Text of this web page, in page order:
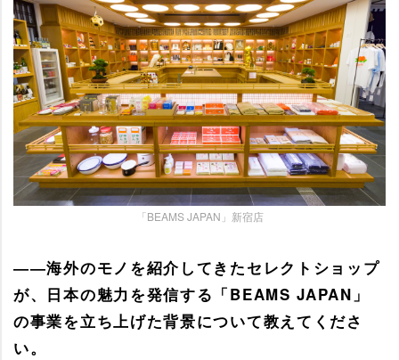
「BEAMS JAPAN」新宿店
――海外のモノを紹介してきたセレクトショップ
が、日本の魅力を発信する「BEAMS JAPAN」
の事業を立ち上げた背景について教えてくださ
い。